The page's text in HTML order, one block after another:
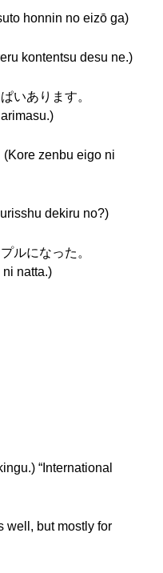
honnin no eizō ga)
kontentsu desu ne.)
いあります。
zenbu eigo ni
dekiru no?)
ルになった。
natta.)
“International
well, but mostly for